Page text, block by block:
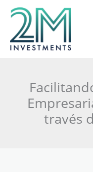
contenido
través